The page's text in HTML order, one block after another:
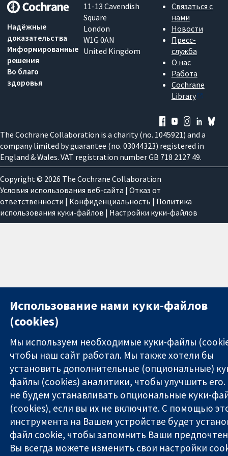
Надёжные
доказательства
Информированные
решения
Во благо
здоровья
11-13 Cavendish
Square
London
W1G 0AN
United Kingdom
Связаться с
нами
Новости
Пресс-
служба
О нас
Работа
Cochrane
Library
The Cochrane Collaboration is a charity (no. 1045921) and a
company limited by guarantee (no. 03044323) registered in
England & Wales. VAT registration number GB 718 2127 49.
Copyright © 2026 The Cochrane Collaboration
Условия использования веб-сайта | Отказ от
ответственности | Конфиденциальность | Политика
использования куки-файлов | Настройки куки-файлов
Использование нами куки-файлов
(cookies)
Мы используем необходимые куки-файлы
чтобы наш сайт работал. Мы также хотели бы
установить дополнительные (опциональные)
файлы (cookies) аналитики, чтобы улучшить
не будем устанавливать опциональные куки-
(cookies), если вы их не включите. С помощью
инструмента на Вашем устройстве будет
файл cookie, чтобы запомнить Ваши
Вы всегда можете изменить свои настройки